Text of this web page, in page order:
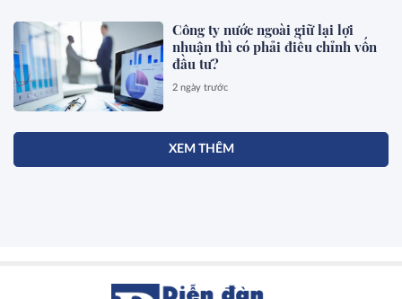
Công ty nước ngoài giữ lại lợi
nhuận thì có phải điều chỉnh vốn
đầu tư?
2 ngày trước
XEM THÊM